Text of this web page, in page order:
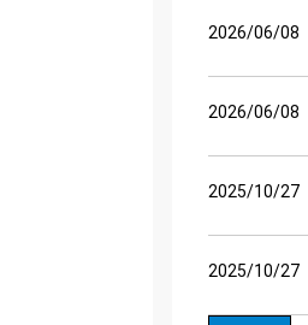
2026/06/08
2026/06/08
2025/10/27
2025/10/27